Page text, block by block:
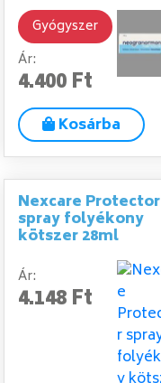
Gyógyszer
Ár:
4.400 Ft
Kosárba
Nexcare Protector
spray folyékony
kötszer 28ml
Ár:
4.148 Ft